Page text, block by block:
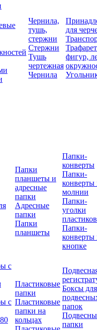
Чернила,
тушь,
стержни
Стержни
Тушь
чертежная
Чернила
для
фигур,
Папки
планшеты и
адресные
папки
Адресные
папки
Папки
планшеты
Папки-
конверты
Папки-
конверты
молнии
Папки-
уголки
Папки-
конверты
кнопке
с
с
Пластиковые
папки
Пластиковые
папки на
кольцах
Боксы для
папок
папки